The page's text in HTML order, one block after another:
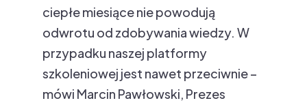
ciepłe miesiące nie powodują
odwrotu od zdobywania wiedzy. W
przypadku naszej platformy
szkoleniowej jest nawet przeciwnie –
mówi Marcin Pawłowski, Prezes